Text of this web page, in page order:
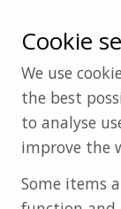
Staff
Cookie
We use
the best
to analyse
improve the
Some items